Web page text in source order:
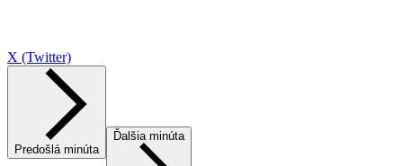
X (Twitter)
Predošlá minúta
Ďalšia minúta